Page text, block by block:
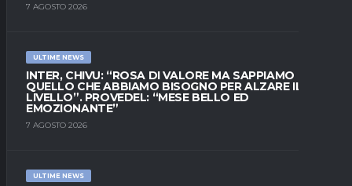
7 AGOSTO 2026
ULTIME NEWS
INTER, CHIVU: “ROSA DI VALORE MA SAPPIAMO
QUELLO CHE ABBIAMO BISOGNO PER ALZARE IL
LIVELLO”. PROVEDEL: “MESE BELLO ED
EMOZIONANTE”
7 AGOSTO 2026
ULTIME NEWS